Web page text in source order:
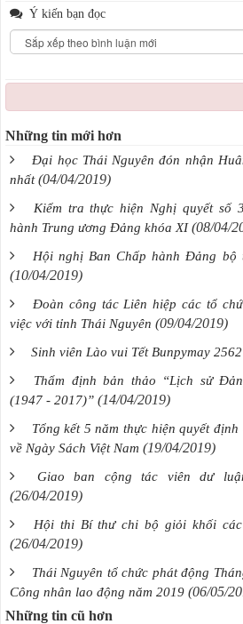
Ý kiến bạn đọc
Những tin mới hơn
Đại học Thái Nguyên đón nhận
nhất (04/04/2019)
Kiểm tra thực hiện Nghị quyết số
hành Trung ương Đảng khóa XI (08/04/
Hội nghị Ban Chấp hành Đảng bộ
(10/04/2019)
Đoàn công tác Liên hiệp các tổ
việc với tỉnh Thái Nguyên (09/04/2019)
Sinh viên Lào vui Tết Bunpymay
Thẩm định bản thảo “Lịch sử
(1947 - 2017)” (14/04/2019)
Tổng kết 5 năm thực hiện quyết
về Ngày Sách Việt Nam (19/04/2019)
Giao ban cộng tác viên dư
(26/04/2019)
Hội thi Bí thư chi bộ giỏi khối
(26/04/2019)
Thái Nguyên tổ chức phát động
Công nhân lao động năm 2019 (06/05/
Những tin cũ hơn